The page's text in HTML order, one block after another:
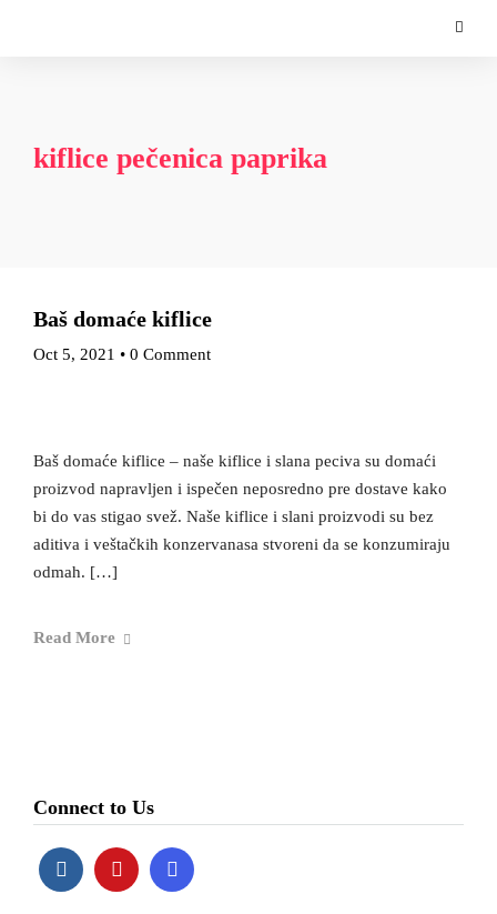
kiflice pečenica paprika
Baš domaće kiflice
Oct 5, 2021 • 0 Comment
Baš domaće kiflice – naše kiflice i slana peciva su domaći
proizvod napravljen i ispečen neposredno pre dostave kako
bi do vas stigao svež. Naše kiflice i slani proizvodi su bez
aditiva i veštačkih konzervanasa stvoreni da se konzumiraju
odmah. […]
Read More
Connect to Us